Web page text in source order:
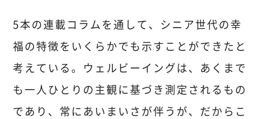
5本の連載コラムを通して、シニア世代の幸
福の特徴をいくらかでも示すことができたと
考えている。ウェルビーイングは、あくまで
も一人ひとりの主観に基づき測定されるもの
であり、常にあいまいさが伴うが、だからこ